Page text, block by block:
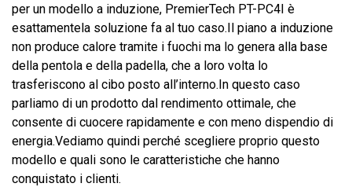
per un modello a induzione, PremierTech PT-PC4I è
esattamentela soluzione fa al tuo caso.Il piano a induzione
non produce calore tramite i fuochi ma lo genera alla base
della pentola e della padella, che a loro volta lo
trasferiscono al cibo posto all’interno.In questo caso
parliamo di un prodotto dal rendimento ottimale, che
consente di cuocere rapidamente e con meno dispendio di
energia.Vediamo quindi perché scegliere proprio questo
modello e quali sono le caratteristiche che hanno
conquistato i clienti.